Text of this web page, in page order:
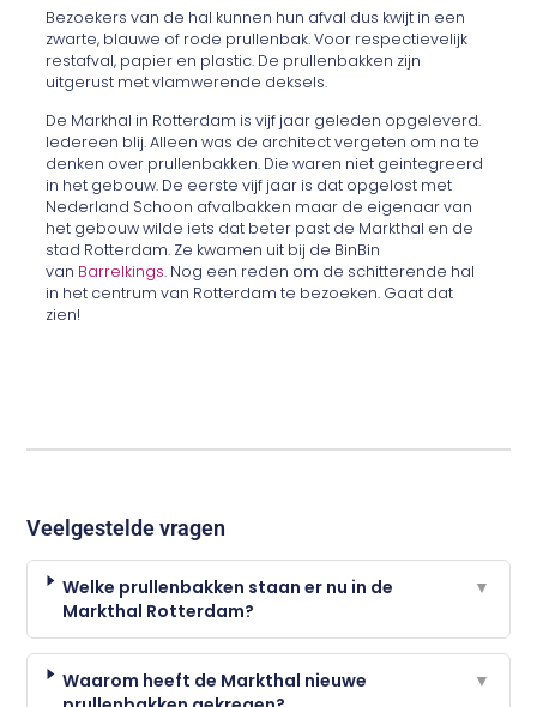
Bezoekers van de hal kunnen hun afval dus kwijt in een
zwarte, blauwe of rode prullenbak. Voor respectievelijk
restafval, papier en plastic. De prullenbakken zijn
uitgerust met vlamwerende deksels.
De Markhal in Rotterdam is vijf jaar geleden opgeleverd.
Iedereen blij. Alleen was de architect vergeten om na te
denken over prullenbakken. Die waren niet geintegreerd
in het gebouw. De eerste vijf jaar is dat opgelost met
Nederland Schoon afvalbakken maar de eigenaar van
het gebouw wilde iets dat beter past de Markthal en de
stad Rotterdam. Ze kwamen uit bij de BinBin
van Barrelkings. Nog een reden om de schitterende hal
in het centrum van Rotterdam te bezoeken. Gaat dat
zien!
Veelgestelde vragen
Welke prullenbakken staan er nu in de
Markthal Rotterdam?
▼
Waarom heeft de Markthal nieuwe
▼